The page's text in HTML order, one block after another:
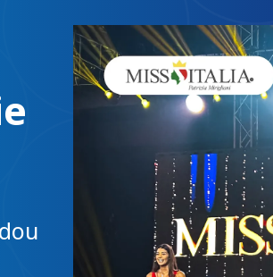
BlancOne®
nový
dôverua
harmóniu.